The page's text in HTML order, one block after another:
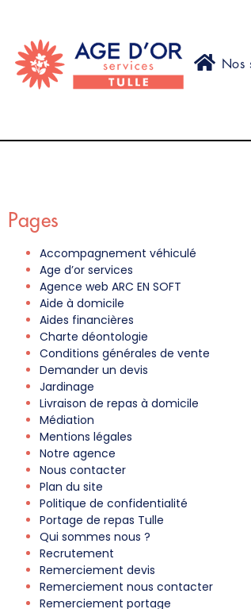
Nos
Pages
Accompagnement véhiculé
Age d’or services
Agence web ARC EN SOFT
Aide à domicile
Aides financières
Charte déontologie
Conditions générales de vente
Demander un devis
Jardinage
Livraison de repas à domicile
Médiation
Mentions légales
Notre agence
Nous contacter
Plan du site
Politique de confidentialité
Portage de repas Tulle
Qui sommes nous ?
Recrutement
Remerciement devis
Remerciement nous contacter
Remerciement portage